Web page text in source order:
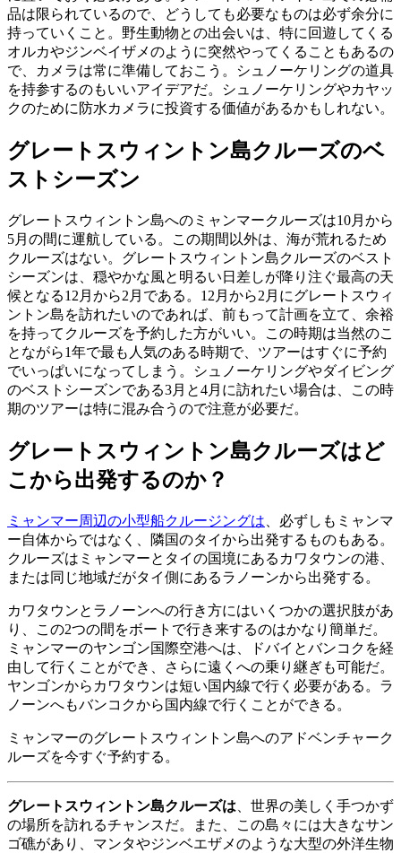
品は限られているので、どうしても必要なものは必ず余分に
持っていくこと。野生動物との出会いは、特に回遊してくる
オルカやジンベイザメのように突然やってくることもあるの
で、カメラは常に準備しておこう。シュノーケリングの道具
を持参するのもいいアイデアだ。シュノーケリングやカヤッ
クのために防水カメラに投資する価値があるかもしれない。
グレートスウィントン島クルーズのベ
ストシーズン
グレートスウィントン島へのミャンマークルーズは10月から
5月の間に運航している。この期間以外は、海が荒れるため
クルーズはない。グレートスウィントン島クルーズのベスト
シーズンは、穏やかな風と明るい日差しが降り注ぐ最高の天
候となる12月から2月である。12月から2月にグレートスウィ
ントン島を訪れたいのであれば、前もって計画を立て、余裕
を持ってクルーズを予約した方がいい。この時期は当然のこ
とながら1年で最も人気のある時期で、ツアーはすぐに予約
でいっぱいになってしまう。シュノーケリングやダイビング
のベストシーズンである3月と4月に訪れたい場合は、この時
期のツアーは特に混み合うので注意が必要だ。
グレートスウィントン島クルーズはど
こから出発するのか？
ミャンマー周辺の小型船クルージングは 、必ずしもミャンマ
ー自体からではなく、隣国のタイから出発するものもある。
クルーズはミャンマーとタイの国境にあるカワタウンの港、
または同じ地域だがタイ側にあるラノーンから出発する。
カワタウンとラノーンへの行き方にはいくつかの選択肢があ
り、この2つの間をボートで行き来するのはかなり簡単だ。
ミャンマーのヤンゴン国際空港へは、ドバイとバンコクを経
由して行くことができ、さらに遠くへの乗り継ぎも可能だ。
ヤンゴンからカワタウンは短い国内線で行く必要がある。ラ
ノーンへもバンコクから国内線で行くことができる。
ミャンマーのグレートスウィントン島へのアドベンチャーク
ルーズを今すぐ予約する。
グレートスウィントン島クルーズは 、世界の美しく手つかず
の場所を訪れるチャンスだ。また、この島々には大きなサン
ゴ礁があり、マンタやジンベエザメのような大型の外洋生物